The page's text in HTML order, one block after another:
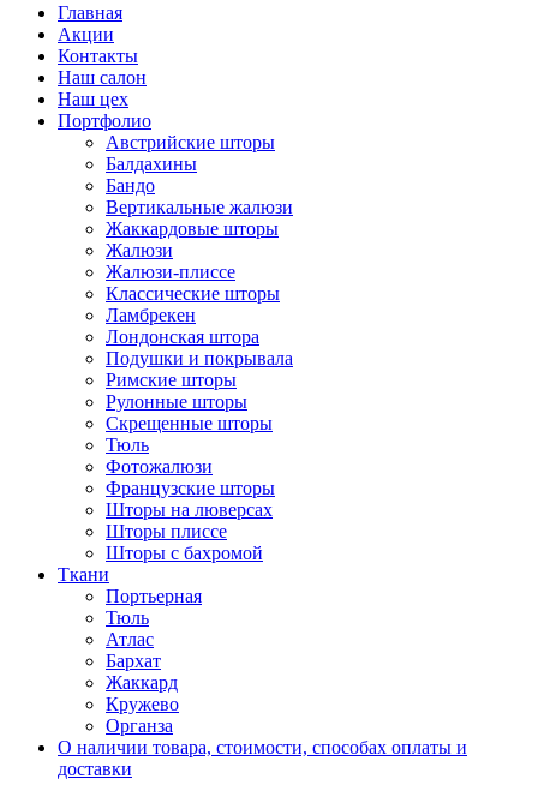
Главная
Акции
Контакты
Наш салон
Наш цех
Портфолио
Австрийские шторы
Балдахины
Бандо
Вертикальные жалюзи
Жаккардовые шторы
Жалюзи
Жалюзи-плиссе
Классические шторы
Ламбрекен
Лондонская штора
Подушки и покрывала
Римские шторы
Рулонные шторы
Скрещенные шторы
Тюль
Фотожалюзи
Французские шторы
Шторы на люверсах
Шторы плиссе
Шторы с бахромой
Ткани
Портьерная
Тюль
Атлас
Бархат
Жаккард
Кружево
Органза
О наличии товара, стоимости, способах оплаты и
доставки